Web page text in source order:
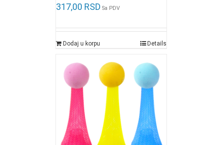
317,00 RSD Sa PDV
Dodaj u korpu Details